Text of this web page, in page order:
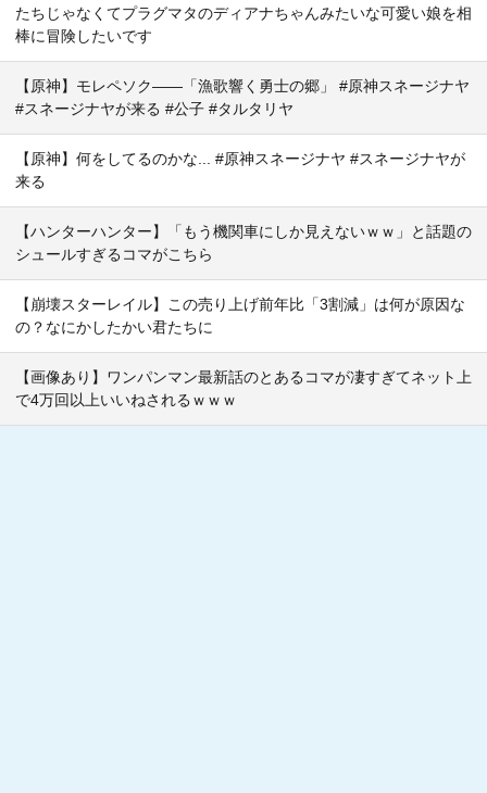
たちじゃなくてプラグマタのディアナちゃんみたいな可愛い娘を相
棒に冒険したいです
【原神】モレペソク——「漁歌響く勇士の郷」 #原神スネージナヤ
#スネージナヤが来る #公子 #タルタリヤ
【原神】何をしてるのかな... #原神スネージナヤ #スネージナヤが
来る
【ハンターハンター】「もう機関車にしか見えないｗｗ」と話題の
シュールすぎるコマがこちら
【崩壊スターレイル】この売り上げ前年比「3割減」は何が原因な
の？なにかしたかい君たちに
【画像あり】ワンパンマン最新話のとあるコマが凄すぎてネット上
で4万回以上いいねされるｗｗｗ